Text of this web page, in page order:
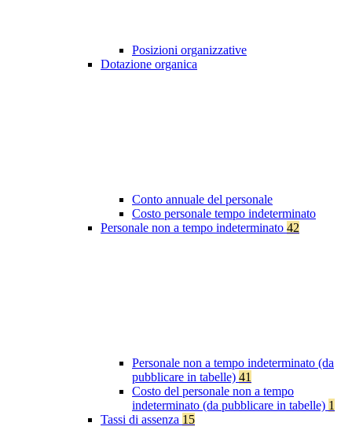
Posizioni organizzative
Dotazione organica
Conto annuale del personale
Costo personale tempo indeterminato
Personale non a tempo indeterminato 42
Personale non a tempo indeterminato (da
pubblicare in tabelle) 41
Costo del personale non a tempo
indeterminato (da pubblicare in tabelle) 1
Tassi di assenza 15